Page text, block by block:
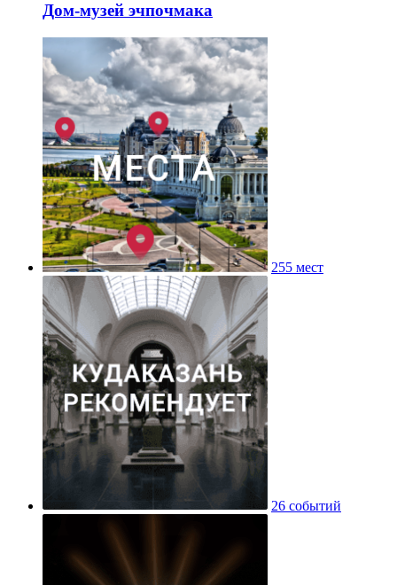
Дом-музей эчпочмака
255 мест
26 событий